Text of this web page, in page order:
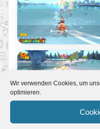
Wir verwenden Cookies, um
optimieren.